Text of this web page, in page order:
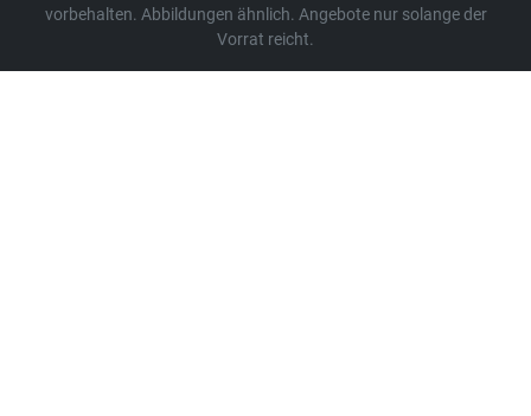
vorbehalten. Abbildungen ähnlich. Angebote nur solange der
Vorrat reicht.